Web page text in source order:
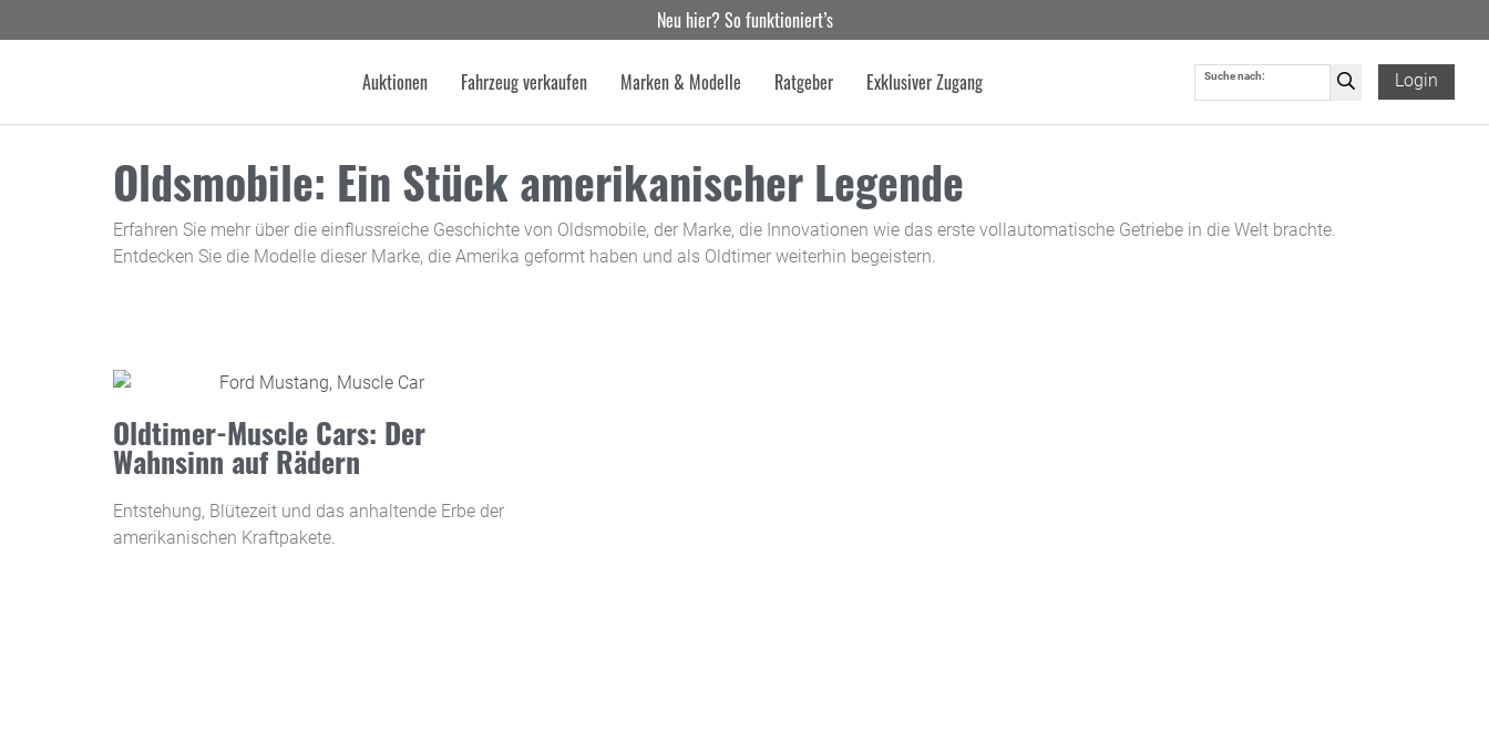
Oldsmobile: Ein Stück amerikanischer Legende
Erfahren Sie mehr über die einflussreiche Geschichte von Oldsmobile, der Marke, die Innovationen wie das erste vollautomatische Getriebe in die Welt brachte.
Entdecken Sie die Modelle dieser Marke, die Amerika geformt haben und als Oldtimer weiterhin begeistern.
Oldtimer-Muscle Cars: Der
Wahnsinn auf Rädern
Entstehung, Blütezeit und das anhaltende Erbe der
amerikanischen Kraftpakete.
Neu hier? So funktioniert’s
Auktionen Fahrzeug verkaufen Marken & Modelle Ratgeber Exklusiver Zugang Suche nach: Login